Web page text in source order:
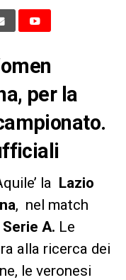
per la
la Lazio
, nel match
Serie A. Le
alla ricerca dei
le veronesi